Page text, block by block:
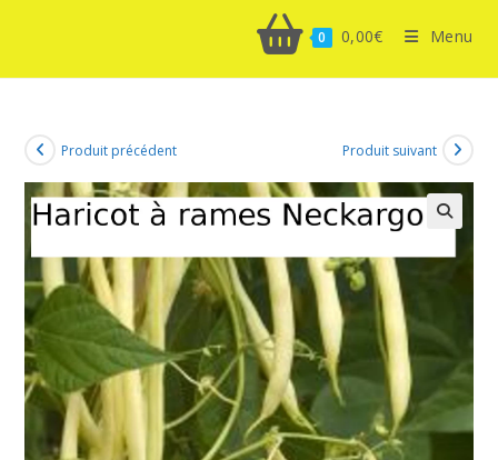
0 0,00€ Menu
Produit précédent Produit suivant